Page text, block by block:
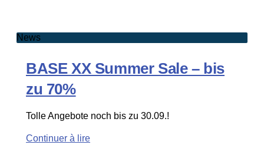
News
BASE XX Summer Sale – bis
zu 70%
Tolle Angebote noch bis zu 30.09.!
Continuer à lire